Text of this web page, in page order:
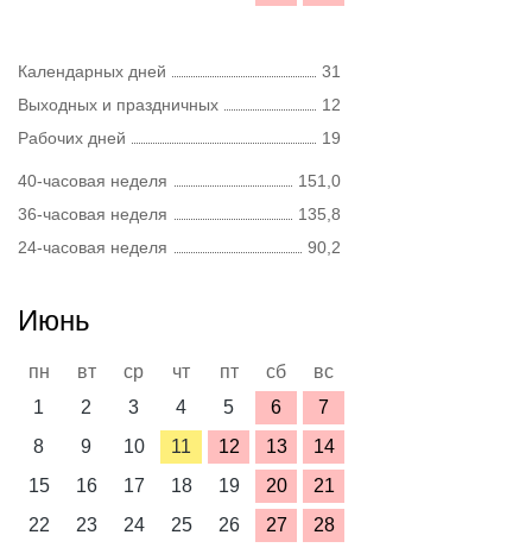
Календарных дней
31
Выходных и праздничных
12
Рабочих дней
19
40-часовая неделя
151,0
36-часовая неделя
135,8
24-часовая неделя
90,2
Июнь
пн вт ср чт пт сб
вс
1
2 3 4 5 6
7
8
9 10 11 12 13
14
15
16 17 18 19 20
21
22
23 24 25 26 27
28